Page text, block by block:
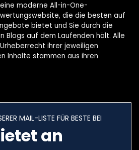
moderne All-in-One-
die die besten auf
bietet und Sie durch die
Blogs auf dem Laufenden hält. Alle
ihrer jeweiligen
Inhalte stammen aus ihren
MAIL-LISTE FÜR BESTE BEI
an